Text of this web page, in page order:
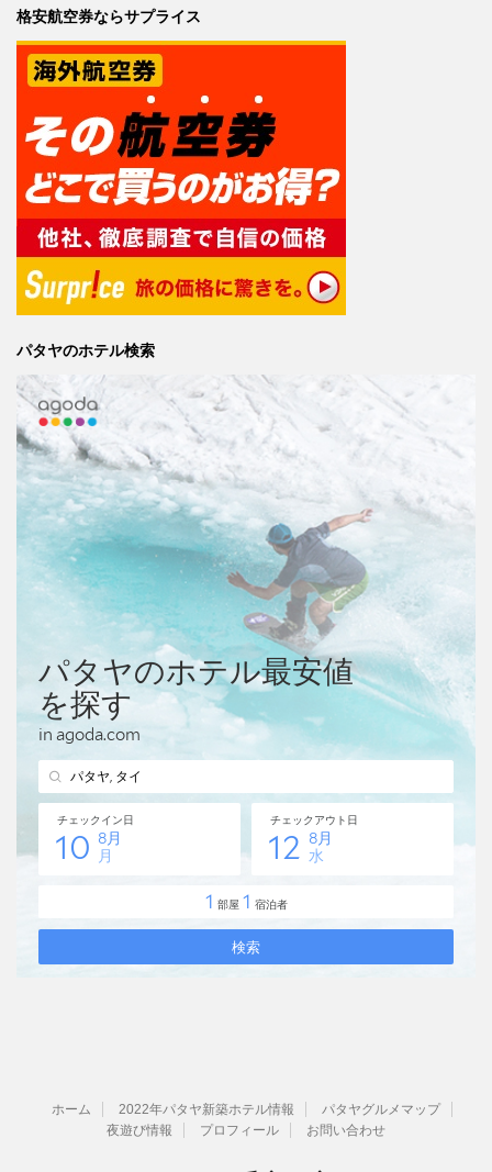
格安航空券ならサプライス
パタヤのホテル検索
ホーム 2022年パタヤ新築ホテル情報
パタヤグルメマップ
夜遊び情報
プロフィール お問い合わせ